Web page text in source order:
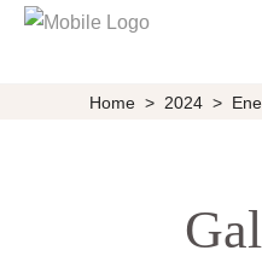
Home > 2024 >